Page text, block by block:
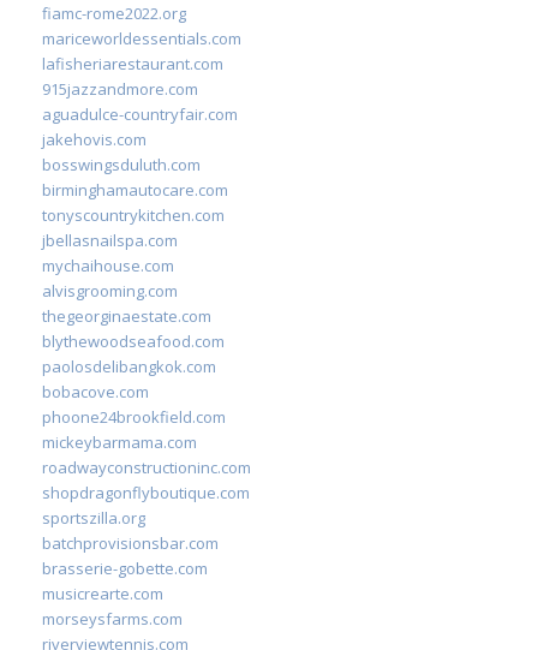
fiamc-rome2022.org
mariceworldessentials.com
lafisheriarestaurant.com
915jazzandmore.com
aguadulce-countryfair.com
jakehovis.com
bosswingsduluth.com
birminghamautocare.com
tonyscountrykitchen.com
jbellasnailspa.com
mychaihouse.com
alvisgrooming.com
thegeorginaestate.com
blythewoodseafood.com
paolosdelibangkok.com
bobacove.com
phoone24brookfield.com
mickeybarmama.com
roadwayconstructioninc.com
shopdragonflyboutique.com
sportszilla.org
batchprovisionsbar.com
brasserie-gobette.com
musicrearte.com
morseysfarms.com
riverviewtennis.com